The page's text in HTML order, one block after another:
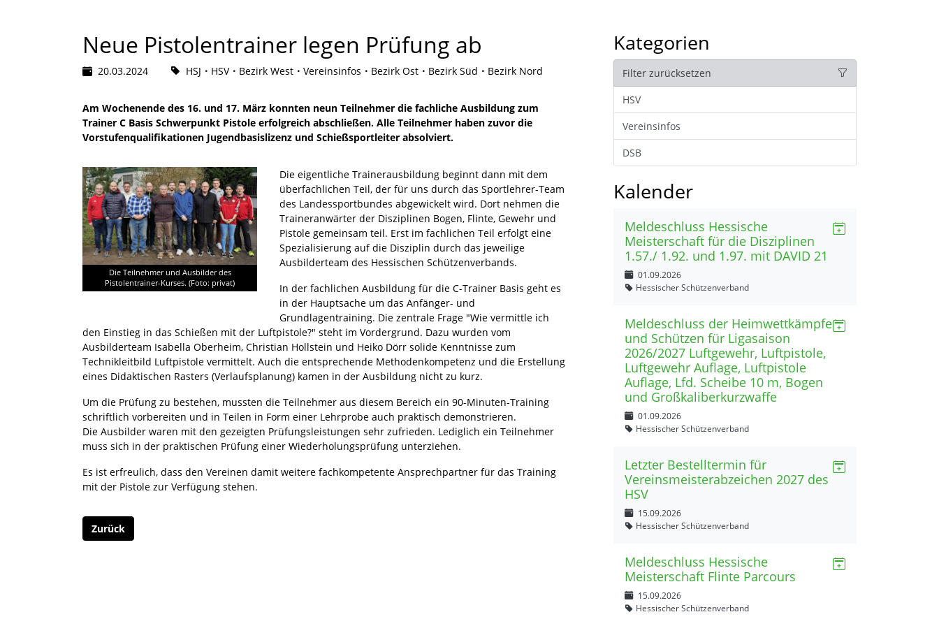
Neue Pistolentrainer legen Prüfung ab
20.03.2024 HSJ HSV Bezirk West Vereinsinfos Bezirk Ost Bezirk Süd Bezirk Nord
Am Wochenende des 16. und 17. März konnten neun Teilnehmer die fachliche Ausbildung zum
Trainer C Basis Schwerpunkt Pistole erfolgreich abschließen. Alle Teilnehmer haben zuvor die
Vorstufenqualifikationen Jugendbasislizenz und Schießsportleiter absolviert.
Die Teilnehmer und Ausbilder des
Pistolentrainer-Kurses. (Foto: privat)
Die eigentliche Trainerausbildung beginnt dann mit dem
überfachlichen Teil, der für uns durch das Sportlehrer-Team
des Landessportbundes abgewickelt wird. Dort nehmen die
Traineranwärter der Disziplinen Bogen, Flinte, Gewehr und
Pistole gemeinsam teil. Erst im fachlichen Teil erfolgt eine
Spezialisierung auf die Disziplin durch das jeweilige
Ausbilderteam des Hessischen Schützenverbands.
In der fachlichen Ausbildung für die C-Trainer Basis geht es
in der Hauptsache um das Anfänger- und
Grundlagentraining. Die zentrale Frage "Wie vermittle ich
den Einstieg in das Schießen mit der Luftpistole?" steht im Vordergrund. Dazu wurden vom
Ausbilderteam Isabella Oberheim, Christian Hollstein und Heiko Dörr solide Kenntnisse zum
Technikleitbild Luftpistole vermittelt. Auch die entsprechende Methodenkompetenz und die Erstellung
eines Didaktischen Rasters (Verlaufsplanung) kamen in der Ausbildung nicht zu kurz.
Um die Prüfung zu bestehen, mussten die Teilnehmer aus diesem Bereich ein 90-Minuten-Training
schriftlich vorbereiten und in Teilen in Form einer Lehrprobe auch praktisch demonstrieren.
Die Ausbilder waren mit den gezeigten Prüfungsleistungen sehr zufrieden. Lediglich ein Teilnehmer
muss sich in der praktischen Prüfung einer Wiederholungsprüfung unterziehen.
Es ist erfreulich, dass den Vereinen damit weitere fachkompetente Ansprechpartner für das Training
mit der Pistole zur Verfügung stehen.
Zurück
Kategorien
Filter zurücksetzen
HSV
Vereinsinfos
DSB
Kalender
Meldeschluss Hessische
Meisterschaft für die Disziplinen
1.57./ 1.92. und 1.97. mit DAVID 21
01.09.2026
Hessischer Schützenverband
Meldeschluss der Heimwettkämpfe
und Schützen für Ligasaison
2026/2027 Luftgewehr, Luftpistole,
Luftgewehr Auflage, Luftpistole
Auflage, Lfd. Scheibe 10 m, Bogen
und Großkaliberkurzwaffe
01.09.2026
Hessischer Schützenverband
Letzter Bestelltermin für
Vereinsmeisterabzeichen 2027 des
HSV
15.09.2026
Hessischer Schützenverband
Meldeschluss Hessische
Meisterschaft Flinte Parcours
15.09.2026
Hessischer Schützenverband